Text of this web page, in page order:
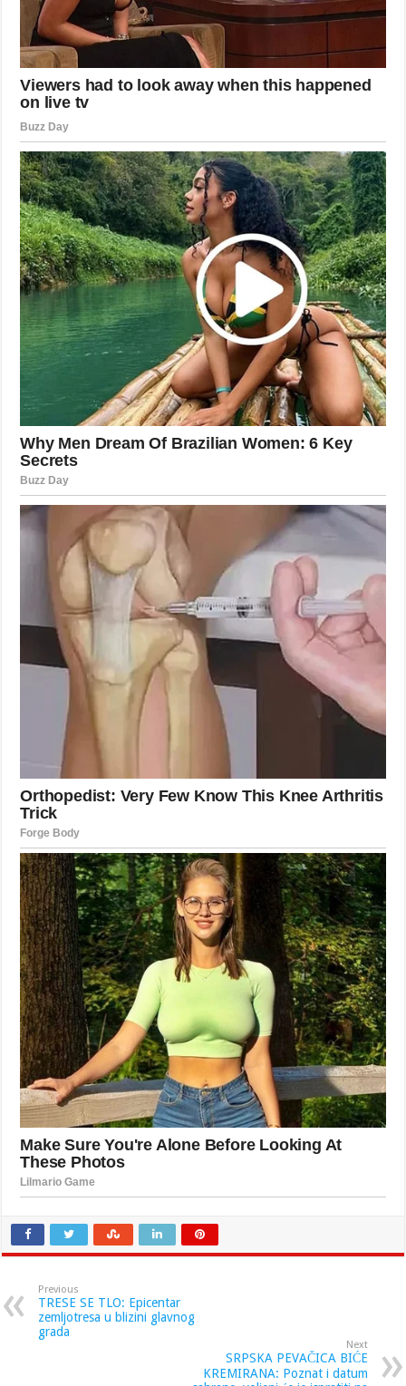
Previous
TRESE SE TLO: Epicentar
zemljotresa u blizini glavnog
grada
Next
SRPSKA PEVAČICA BIĆE
KREMIRANA: Poznat i datum